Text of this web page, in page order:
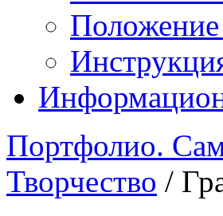
Портфолио.
Творчество /